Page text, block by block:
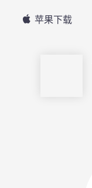
苹果下载